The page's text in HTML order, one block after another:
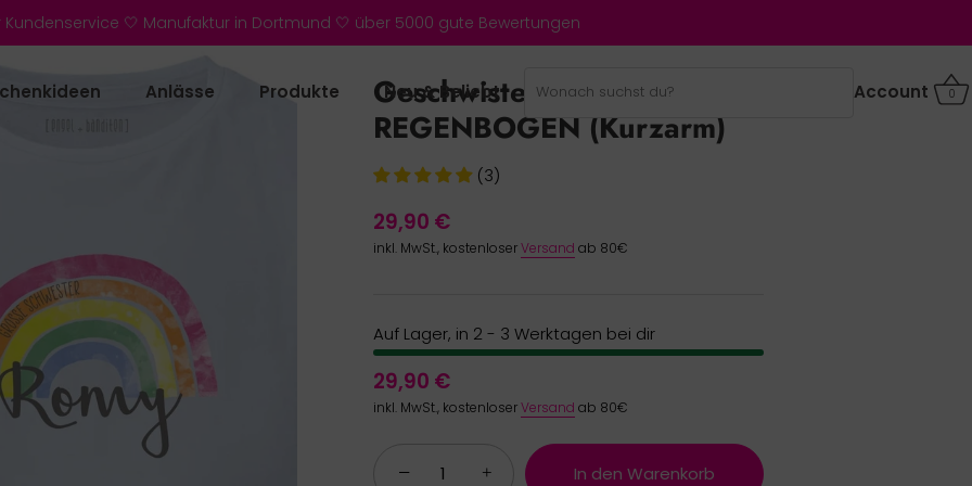
Kundenservice 🤍 Manufaktur in Dortmund 🤍 über 5000 gute Bewertungen
Anlässe Produkte Neu & Beliebt Account 0
Geschwister-Shirt
REGENBOGEN (Kurzarm)
(3)
29,90 €
inkl. MwSt., kostenloserVersand ab 80€
Auf Lager, in 2 - 3 Werktagen bei dir
29,90 €
inkl. MwSt., kostenloserVersand ab 80€
− + In den Warenkorb